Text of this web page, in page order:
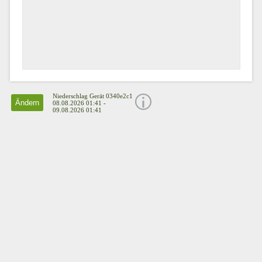
Ändern
Niederschlag Gerät 0340e2c1
08.08.2026 01:41 -
09.08.2026 01:41